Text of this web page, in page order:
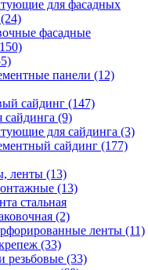
для фасадных
фасадные
панели (12)
сайдинг (147)
сайдинга (9)
для сайдинга (3)
сайдинг (177)
ленты (13)
(13)
стальная
(2)
ленты (11)
(33)
резьбовые (33)